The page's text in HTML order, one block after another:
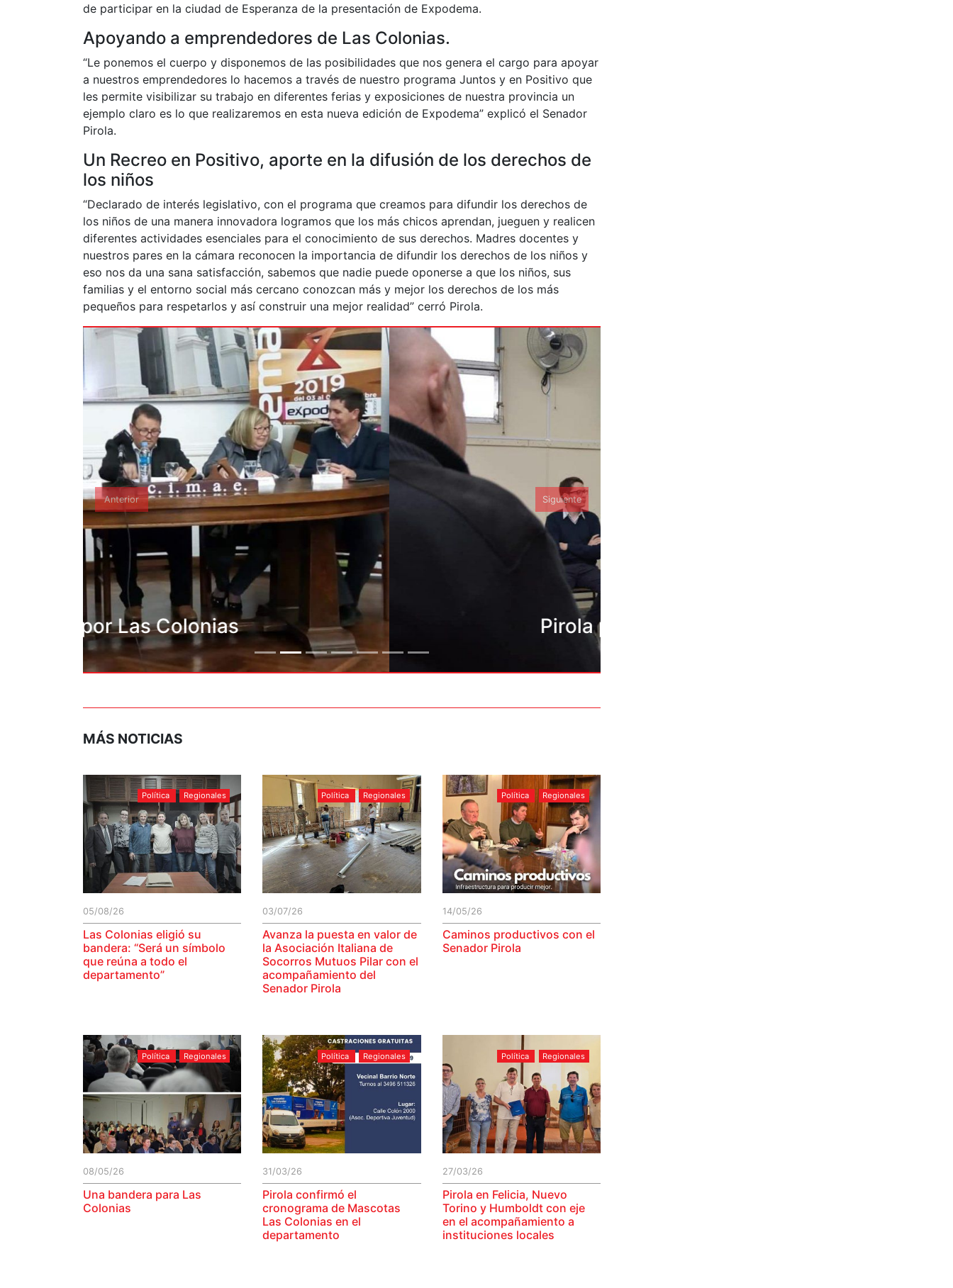
de participar en la ciudad de Esperanza de la presentación de Expodema.
Apoyando a emprendedores de Las Colonias.
“Le ponemos el cuerpo y disponemos de las posibilidades que nos genera el cargo para apoyar
a nuestros emprendedores lo hacemos a través de nuestro programa Juntos y en Positivo que
les permite visibilizar su trabajo en diferentes ferias y exposiciones de nuestra provincia un
ejemplo claro es lo que realizaremos en esta nueva edición de Expodema” explicó el Senador
Pirola.
Un Recreo en Positivo, aporte en la difusión de los derechos de
los niños
“Declarado de interés legislativo, con el programa que creamos para difundir los derechos de
los niños de una manera innovadora logramos que los más chicos aprendan, jueguen y realicen
diferentes actividades esenciales para el conocimiento de sus derechos. Madres docentes y
nuestros pares en la cámara reconocen la importancia de difundir los derechos de los niños y
eso nos da una sana satisfacción, sabemos que nadie puede oponerse a que los niños, sus
familias y el entorno social más cercano conozcan más y mejor los derechos de los más
pequeños para respetarlos y así construir una mejor realidad” cerró Pirola.
Pirola por Las Colonias
Anterior Siguiente
MÁS NOTICIAS
Política Regionales
05/08/26
Las Colonias eligió su
bandera: “Será un símbolo
que reúna a todo el
departamento”
Política Regionales
03/07/26
Avanza la puesta en valor de
la Asociación Italiana de
Socorros Mutuos Pilar con el
acompañamiento del
Senador Pirola
Política Regionales
14/05/26
Caminos productivos con el
Senador Pirola
Política Regionales
08/05/26
Una bandera para Las
Colonias
Política Regionales
31/03/26
Pirola confirmó el
cronograma de Mascotas
Las Colonias en el
departamento
Política Regionales
27/03/26
Pirola en Felicia, Nuevo
Torino y Humboldt con eje
en el acompañamiento a
instituciones locales